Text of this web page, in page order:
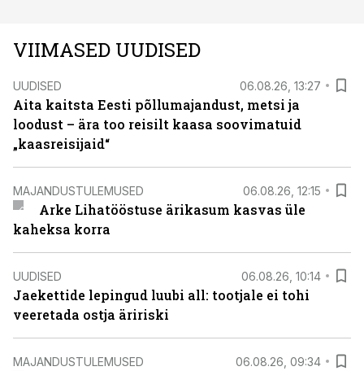
VIIMASED UUDISED
UUDISED 06.08.26, 13:27
Aita kaitsta Eesti põllumajandust, metsi ja
loodust – ära too reisilt kaasa soovimatuid
„kaasreisijaid“
MAJANDUSTULEMUSED 06.08.26, 12:15
Arke Lihatööstuse ärikasum kasvas üle
kaheksa korra
UUDISED 06.08.26, 10:14
Jaekettide lepingud luubi all: tootjale ei tohi
veeretada ostja äririski
MAJANDUSTULEMUSED 06.08.26, 09:34